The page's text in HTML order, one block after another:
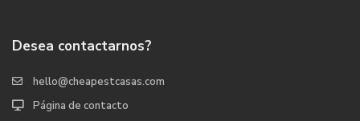
Desea contactarnos?
hello@cheapestcasas.com
Página de contacto